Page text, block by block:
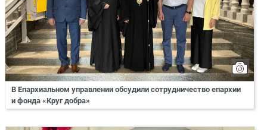
В Епархиальном управлении обсудили сотрудничество епархии
и фонда «Круг добра»